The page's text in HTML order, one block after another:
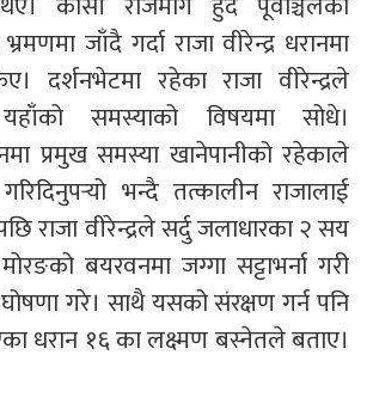
जाँदै गर्दा राजा वीरेन्द्र धरानमा
दर्शनभेटमा रहेका राजा वीरेन्द्रले
यहाँको समस्याको विषयमा सोधे।
प्रमुख समस्या खानेपानीको रहेकाले
भन्दै तत्कालीन राजालाई
राजा वीरेन्द्रले सर्दु जलाधारका २ सय
बयरवनमा जग्गा सट्टाभर्ना गरी
घोषणा गरे। साथै यसको संरक्षण गर्न पनि
धरान १६ का लक्ष्मण बस्नेतले बताए।